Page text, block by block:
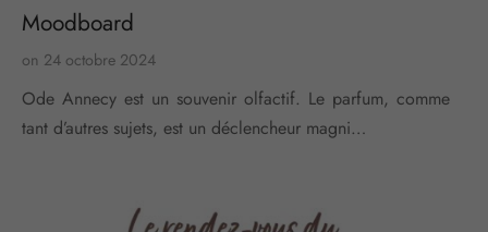
Moodboard
on 24 octobre 2024
Ode Annecy est un souvenir olfactif. Le parfum, comme
tant d’autres sujets, est un déclencheur magni…